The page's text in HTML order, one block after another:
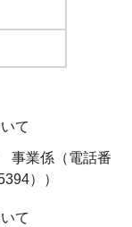
て
業係（電話番
））
て